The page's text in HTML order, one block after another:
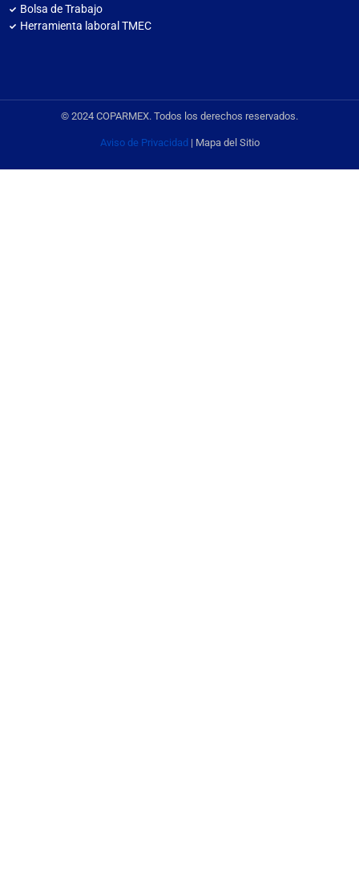
Bolsa de Trabajo
Herramienta laboral TMEC
© 2024 COPARMEX. Todos los derechos reservados.
Aviso de Privacidad| Mapa del Sitio